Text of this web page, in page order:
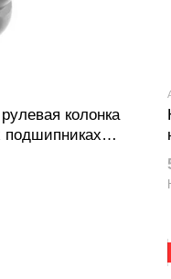
колонка
40 | 1-1/8" -